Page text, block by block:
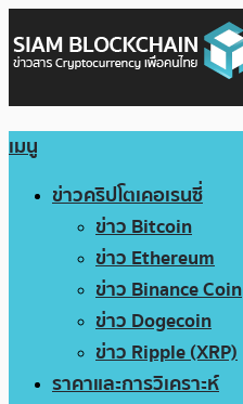
เมนู
ข่าวคริปโตเคอเรนซี่
ข่าว Bitcoin
ข่าว Ethereum
ข่าว Binance Coin
ข่าว Dogecoin
ข่าว Ripple (XRP)
ราคาและการวิเคราะห์